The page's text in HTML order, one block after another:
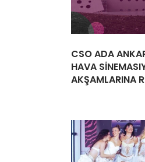
CSO ADA
HAVA
AKŞAMLARINA